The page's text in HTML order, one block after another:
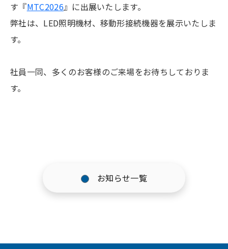
す『MTC2026』に出展いたします。
弊社は、LED照明機材、移動形接続機器を展示いたしま
す。
社員一同、多くのお客様のご来場をお待ちしておりま
す。
お知らせ一覧